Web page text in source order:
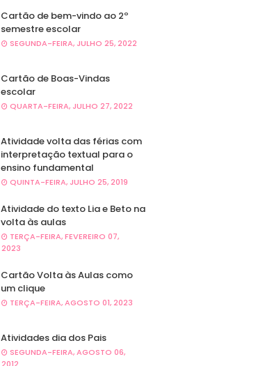
Cartão de bem-vindo ao 2º
semestre escolar
SEGUNDA-FEIRA, JULHO 25, 2022
Cartão de Boas-Vindas
escolar
QUARTA-FEIRA, JULHO 27, 2022
Atividade volta das férias com
interpretação textual para o
ensino fundamental
QUINTA-FEIRA, JULHO 25, 2019
Atividade do texto Lia e Beto na
volta às aulas
TERÇA-FEIRA, FEVEREIRO 07,
2023
Cartão Volta às Aulas como
um clique
TERÇA-FEIRA, AGOSTO 01, 2023
Atividades dia dos Pais
SEGUNDA-FEIRA, AGOSTO 06,